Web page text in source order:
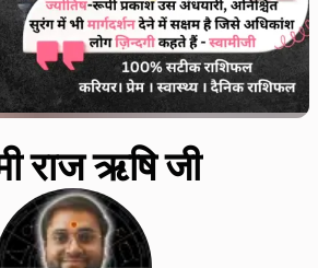
राज ऋषि जी